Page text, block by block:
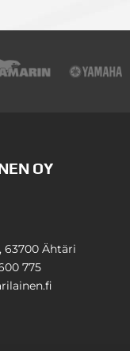
OY
63700 Ähtäri
775